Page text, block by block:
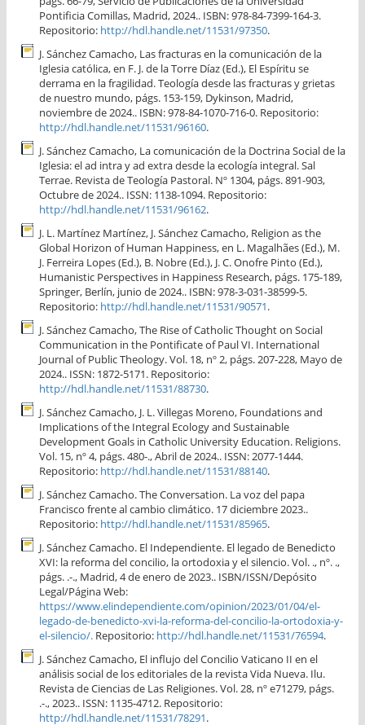
Pontificia Comillas, Madrid, 2024.. ISBN: 978-84-7399-164-3.
Repositorio: http://hdl.handle.net/11531/97350.
J. Sánchez Camacho, Las fracturas en la comunicación de la
Iglesia católica, en F. J. de la Torre Díaz (Ed.), El Espíritu se
derrama en la fragilidad. Teología desde las fracturas y grietas
de nuestro mundo, págs. 153-159, Dykinson, Madrid,
noviembre de 2024.. ISBN: 978-84-1070-716-0. Repositorio:
http://hdl.handle.net/11531/96160.
J. Sánchez Camacho, La comunicación de la Doctrina Social de la
Iglesia: el ad intra y ad extra desde la ecología integral. Sal
Terrae. Revista de Teología Pastoral. Nº 1304, págs. 891-903,
Octubre de 2024.. ISSN: 1138-1094. Repositorio:
http://hdl.handle.net/11531/96162.
J. L. Martínez Martínez, J. Sánchez Camacho, Religion as the
Global Horizon of Human Happiness, en L. Magalhães (Ed.), M.
J. Ferreira Lopes (Ed.), B. Nobre (Ed.), J. C. Onofre Pinto (Ed.),
Humanistic Perspectives in Happiness Research, págs. 175-189,
Springer, Berlín, junio de 2024.. ISBN: 978-3-031-38599-5.
Repositorio: http://hdl.handle.net/11531/90571.
J. Sánchez Camacho, The Rise of Catholic Thought on Social
Communication in the Pontificate of Paul VI. International
Journal of Public Theology. Vol. 18, nº 2, págs. 207-228, Mayo de
2024.. ISSN: 1872-5171. Repositorio:
http://hdl.handle.net/11531/88730.
J. Sánchez Camacho, J. L. Villegas Moreno, Foundations and
Implications of the Integral Ecology and Sustainable
Development Goals in Catholic University Education. Religions.
Vol. 15, nº 4, págs. 480-., Abril de 2024.. ISSN: 2077-1444.
Repositorio: http://hdl.handle.net/11531/88140.
J. Sánchez Camacho. The Conversation. La voz del papa
Francisco frente al cambio climático. 17 diciembre 2023..
Repositorio: http://hdl.handle.net/11531/85965.
J. Sánchez Camacho. El Independiente. El legado de Benedicto
XVI: la reforma del concilio, la ortodoxia y el silencio. Vol. ., nº. .,
págs. .-., Madrid, 4 de enero de 2023.. ISBN/ISSN/Depósito
Legal/Página Web:
https://www.elindependiente.com/opinion/2023/01/04/el-
legado-de-benedicto-xvi-la-reforma-del-concilio-la-ortodoxia-y-
el-silencio/. Repositorio: http://hdl.handle.net/11531/76594.
J. Sánchez Camacho, El influjo del Concilio Vaticano II en el
análisis social de los editoriales de la revista Vida Nueva. Ilu.
Revista de Ciencias de Las Religiones. Vol. 28, nº e71279, págs.
.-., 2023.. ISSN: 1135-4712. Repositorio:
http://hdl.handle.net/11531/78291.